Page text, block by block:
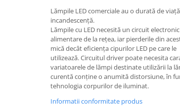
Butuc yala,Broaste usa,Lacat
Tablou si sigurante electrice
Scule / utile / sonerii/ rulete
Scule / utile / sonerii/ rulete
Adezivi si benzi adezive
Chei , clesti , patenti
Lămpile LED comerciale au o durată de
incandescență.
Lămpile cu LED necesită un circuit
alimentare de la rețea, iar pierderile din
mică decât eficiența cipurilor LED pe care le
utilizează. Circuitul driver poate necesita
variatoarele de lămpi destinate utilizării la
curentă conține o anumită distorsiune, în
tehnologia corpurilor de iluminat.
Informatii conformitate produs